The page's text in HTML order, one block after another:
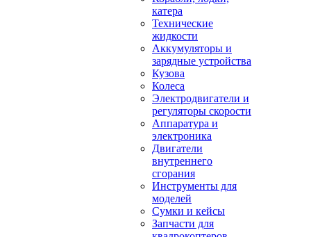
катера
Технические
жидкости
Аккумуляторы и
зарядные устройства
Кузова
Колеса
Электродвигатели и
регуляторы скорости
Аппаратура и
электроника
Двигатели
внутреннего
сгорания
Инструменты для
моделей
Сумки и кейсы
Запчасти для